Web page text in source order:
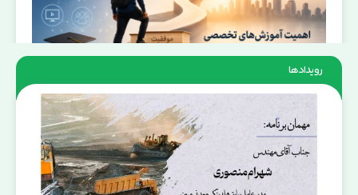
اهمیت آموزش‌های تخصصی در رشد فردی و مسیر شغلی
رویدادها